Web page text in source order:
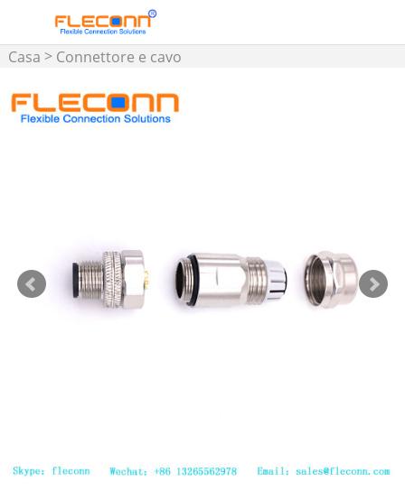
Casa > Connettore e cavo
>Connettore M12>
Connettore M12 installabile